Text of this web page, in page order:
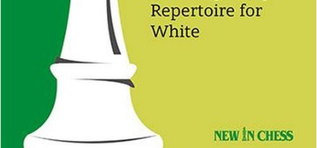
Instruire Generala
Instruire Generala
Lemn De Boxwood
Lemn De Carpen (hornbeam)
Lemn De Sheesham